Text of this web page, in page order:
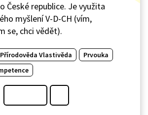
České republice. Je využita
myšlení V-D-CH (vím,
se, chci vědět).
Přírodověda Vlastivěda
Prvouka